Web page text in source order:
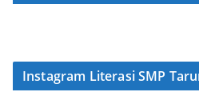
Instagram Literasi SMP